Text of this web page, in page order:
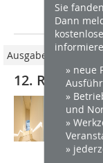
Sie
Dann
» neue
»
und
»
»
Ausgabe 03/2020
12. Rigips